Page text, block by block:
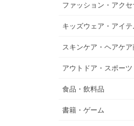
ファッション・アクセ
キッズウェア・アイテ
スキンケア・ヘアケア
アウトドア・スポーツ
食品・飲料品
書籍・ゲーム